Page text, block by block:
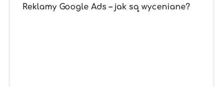
Reklamy Google Ads – jak są wyceniane?